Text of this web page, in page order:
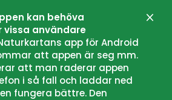
kan behöva
användare
app för Android
att appen är seg mm.
att man raderar appen
i så fall och laddar ned
fungera bättre. Den
Close